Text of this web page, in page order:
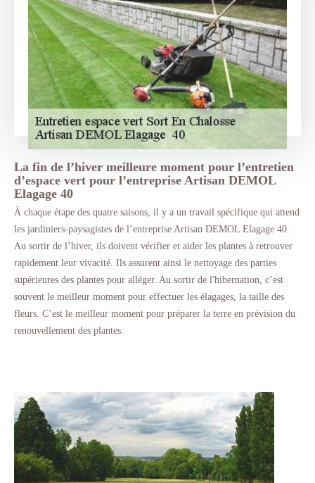
La fin de l’hiver meilleure moment pour l’entretien
d’espace vert pour l’entreprise Artisan DEMOL
Elagage 40
À chaque étape des quatre saisons, il y a un travail spécifique qui attend
les jardiniers-paysagistes de l’entreprise Artisan DEMOL Elagage 40.
Au sortir de l’hiver, ils doivent vérifier et aider les plantes à retrouver
rapidement leur vivacité. Ils assurent ainsi le nettoyage des parties
supérieures des plantes pour alléger. Au sortir de l'hibernation, c’est
souvent le meilleur moment pour effectuer les élagages, la taille des
fleurs. C’est le meilleur moment pour préparer la terre en prévision du
renouvellement des plantes.